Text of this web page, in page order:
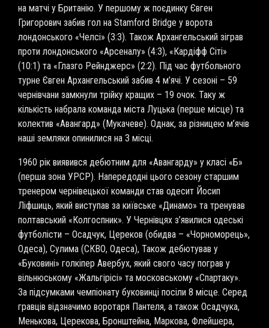
на матчі у Британію. У першому ж поєдинку Євген
Григорович забив гол на Stamford Bridge у ворота
лондонського «Челсі» (3:3). Також Архангельський зіграв
проти лондонського «Арсеналу» (4:3), «Кардіфф Сіті»
(10:1) та «Глазго Рейнджерс» (2:2). Під час футбольного
турне Євген Архангельський забив 4 м’ячі. У сезоні – 59
чернівчани замкнули трійку кращих – 19 очок. Таку ж
кількість набрала команда міста Луцька (перше місце) та
колектив «Авангард» (Мукачеве). Однак, за різницею м’ячів
наші земляки опинилися на 3 місці.
1960 рік виявився дебютним для «Авангарду» у класі «Б»
(перша зона УРСР). Напередодні цього сезону старшим
тренером чернівецької команди став одесит Йосип
Ліфшиць, який виступав за київське «Динамо» та тренував
полтавський «Колгоспник». У Чернівцях з’явилися одеські
футболісти – Осадчук, Цереков (обидва – «Чорноморець»,
Одеса), Сулима (СКВО, Одеса), Також дебютував у
«Буковині» голкіпер Авербух, який свого часу пограв у
вільнюському «Жальгірісі» та московському «Спартаку».
За підсумками чемпіонату буковинці посіли 8 місце. Серед
гравців відзначимо воротаря Пантеля, а також Осадчука,
Менькова, Церекова, Бронштейна, Маркова, Флейшера,